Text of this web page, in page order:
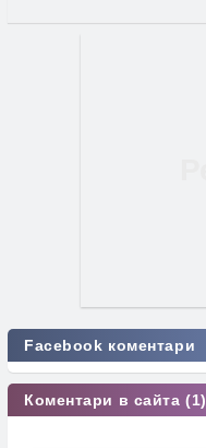
Facebook коментари
Коментари в сайта (1)